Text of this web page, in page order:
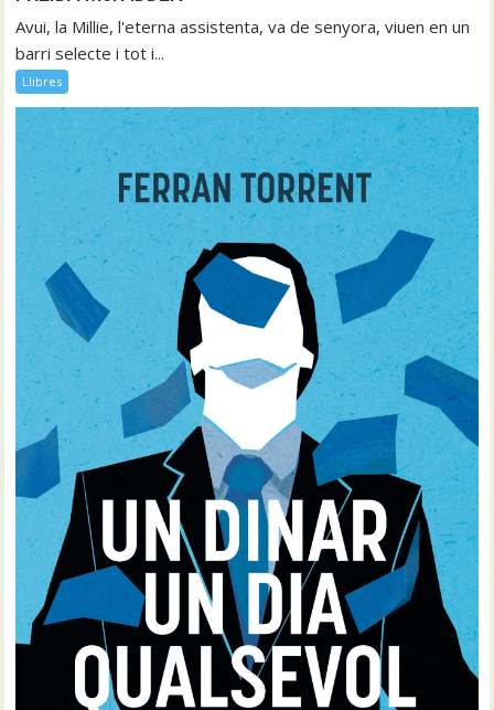
Avui, la Millie, l'eterna assistenta, va de senyora, viuen en un
barri selecte i tot i...
Llibres